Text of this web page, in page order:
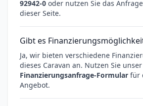
92942-0 oder nutzen Sie das
dieser Seite.
Gibt es
Ja, wir bieten verschiedene
dieses Caravan an. Nutzen Sie unser
Finanzierungsanfrage-Formular für
Angebot.